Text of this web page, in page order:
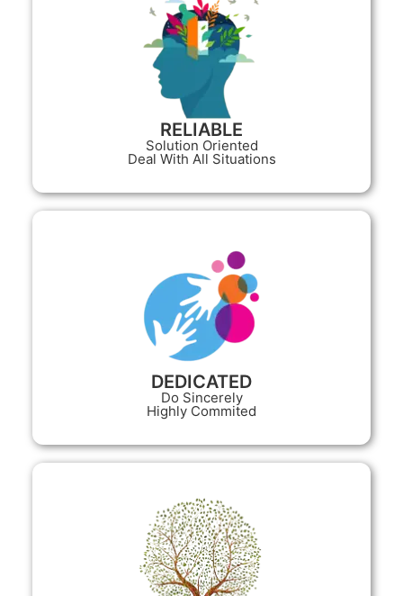
RELIABLE
Solution Oriented
Deal With All Situations
DEDICATED
Do Sincerely
Highly Commited